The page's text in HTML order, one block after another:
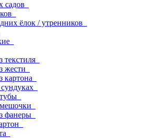
садов
ёлок / утренников
текстиля
жести
картона
фанеры